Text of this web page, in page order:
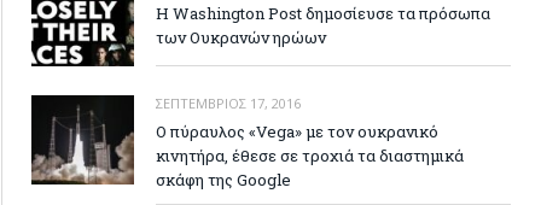
Η Washington Post δημοσίευσε τα πρόσωπα
των Ουκρανών ηρώων
ΣΕΠΤΈΜΒΡΙΟΣ 17, 2016
Ο πύραυλος «Vega» με τον ουκρανικό
κινητήρα, έθεσε σε τροχιά τα διαστημικά
σκάφη της Google